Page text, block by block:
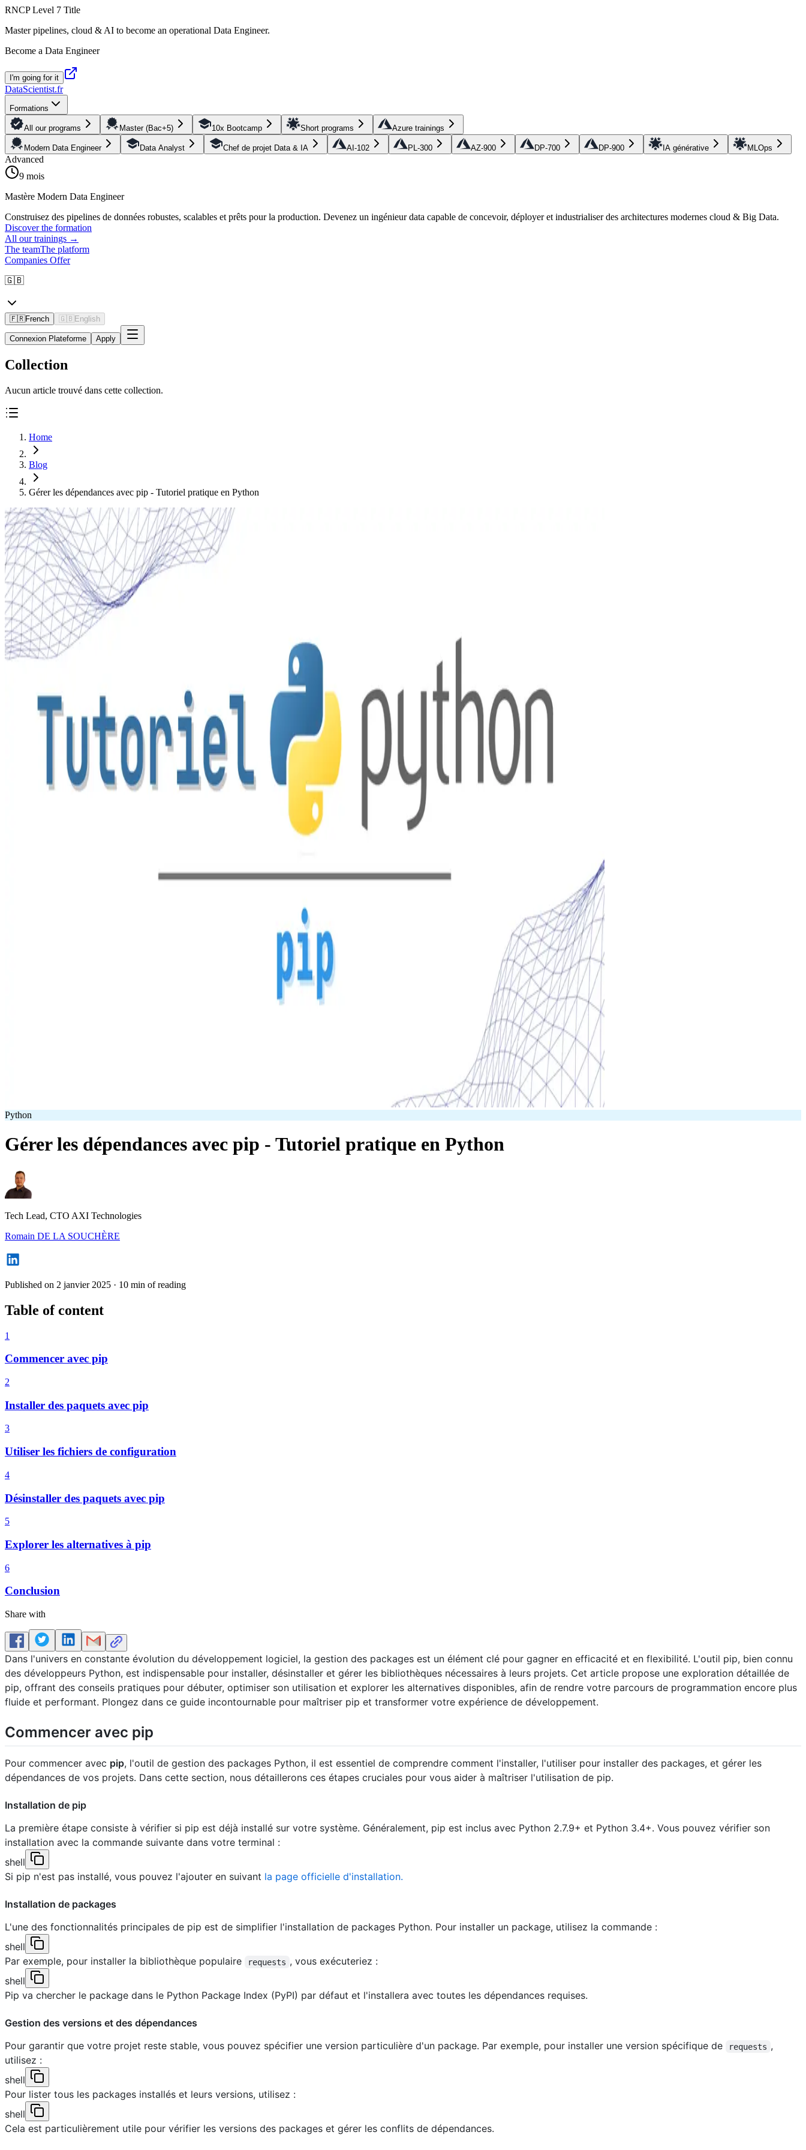
RNCP Level 7 Title
Master pipelines, cloud & AI to become an operational Data Engineer.
Become a Data Engineer
I'm going for it
DataScientist.fr
Formations
All our programs Master (Bac+5) 10x Bootcamp Short programs Azure trainings
Modern Data Engineer Data Analyst Chef de projet Data & IA AI-102 PL-300 AZ-900 DP-700 DP-900 IA générative MLOps
Advanced
9 mois
Mastère Modern Data Engineer
Construisez des pipelines de données robustes, scalables et prêts pour la production. Devenez un ingénieur data capable de concevoir, déployer et industrialiser des architectures modernes cloud & Big Data.
Discover the formation
All our trainings →
The teamThe platform
Companies Offer
🇬🇧
🇫🇷French 🇬🇧 English
Connexion Plateforme Apply
Collection
Aucun article trouvé dans cette collection.
Home
Blog
Gérer les dépendances avec pip - Tutoriel pratique en Python
Python
Gérer les dépendances avec pip - Tutoriel pratique en Python
Tech Lead, CTO AXI Technologies
Romain DE LA SOUCHÈRE
Published on 2 janvier 2025 · 10 min of reading
Table of content
1
Commencer avec pip
2
Installer des paquets avec pip
3
Utiliser les fichiers de configuration
4
Désinstaller des paquets avec pip
5
Explorer les alternatives à pip
6
Conclusion
Share with
Dans l'univers en constante évolution du développement logiciel, la gestion des packages est un élément clé pour gagner en efficacité et en flexibilité. L'outil pip, bien connu
des développeurs Python, est indispensable pour installer, désinstaller et gérer les bibliothèques nécessaires à leurs projets. Cet article propose une exploration détaillée de
pip, offrant des conseils pratiques pour débuter, optimiser son utilisation et explorer les alternatives disponibles, afin de rendre votre parcours de programmation encore plus
fluide et performant. Plongez dans ce guide incontournable pour maîtriser pip et transformer votre expérience de développement.
Commencer avec pip
Pour commencer avec pip, l'outil de gestion des packages Python, il est essentiel de comprendre comment l'installer, l'utiliser pour installer des packages, et gérer les
dépendances de vos projets. Dans cette section, nous détaillerons ces étapes cruciales pour vous aider à maîtriser l'utilisation de pip.
Installation de pip
La première étape consiste à vérifier si pip est déjà installé sur votre système. Généralement, pip est inclus avec Python 2.7.9+ et Python 3.4+. Vous pouvez vérifier son
installation avec la commande suivante dans votre terminal :
shell
Si pip n'est pas installé, vous pouvez l'ajouter en suivant la page officielle d'installation.
Installation de packages
L'une des fonctionnalités principales de pip est de simplifier l'installation de packages Python. Pour installer un package, utilisez la commande :
shell
Par exemple, pour installer la bibliothèque populaire
requests , vous exécuteriez :
shell
Pip va chercher le package dans le Python Package Index (PyPI) par défaut et l'installera avec toutes les dépendances requises.
Gestion des versions et des dépendances
Pour garantir que votre projet reste stable, vous pouvez spécifier une version particulière d'un package. Par exemple, pour installer une version spécifique de
requests ,
utilisez :
shell
Pour lister tous les packages installés et leurs versions, utilisez :
shell
Cela est particulièrement utile pour vérifier les versions des packages et gérer les conflits de dépendances.